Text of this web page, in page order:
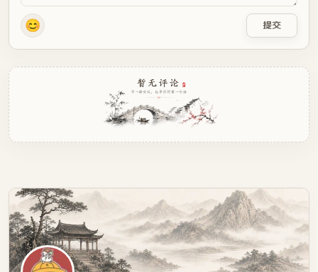
      background-color: #ec231e;
      box-shadow: 4px 6px 0 0 rgba(0, 0, 0, 0.15);
      transform: rotate(40deg);
      z-index: 9;
    .clock .hand.second::before,
      position: absolute;
      border-radius: 50%;
      left: 50%;
    }
    .clock .hand.second::before {
      width: 12.8px;
😊 提交